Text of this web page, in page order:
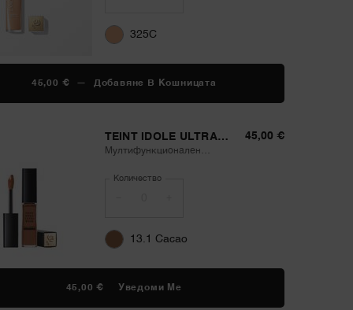
325C
45,00 € ― Добавяне В Кошницата
TEINT IDOLE ULTRA
WEAR ALL OVER
Мултифункционален
45,00 €
Количество
13.1 Cacao
45,00 € Уведоми Ме